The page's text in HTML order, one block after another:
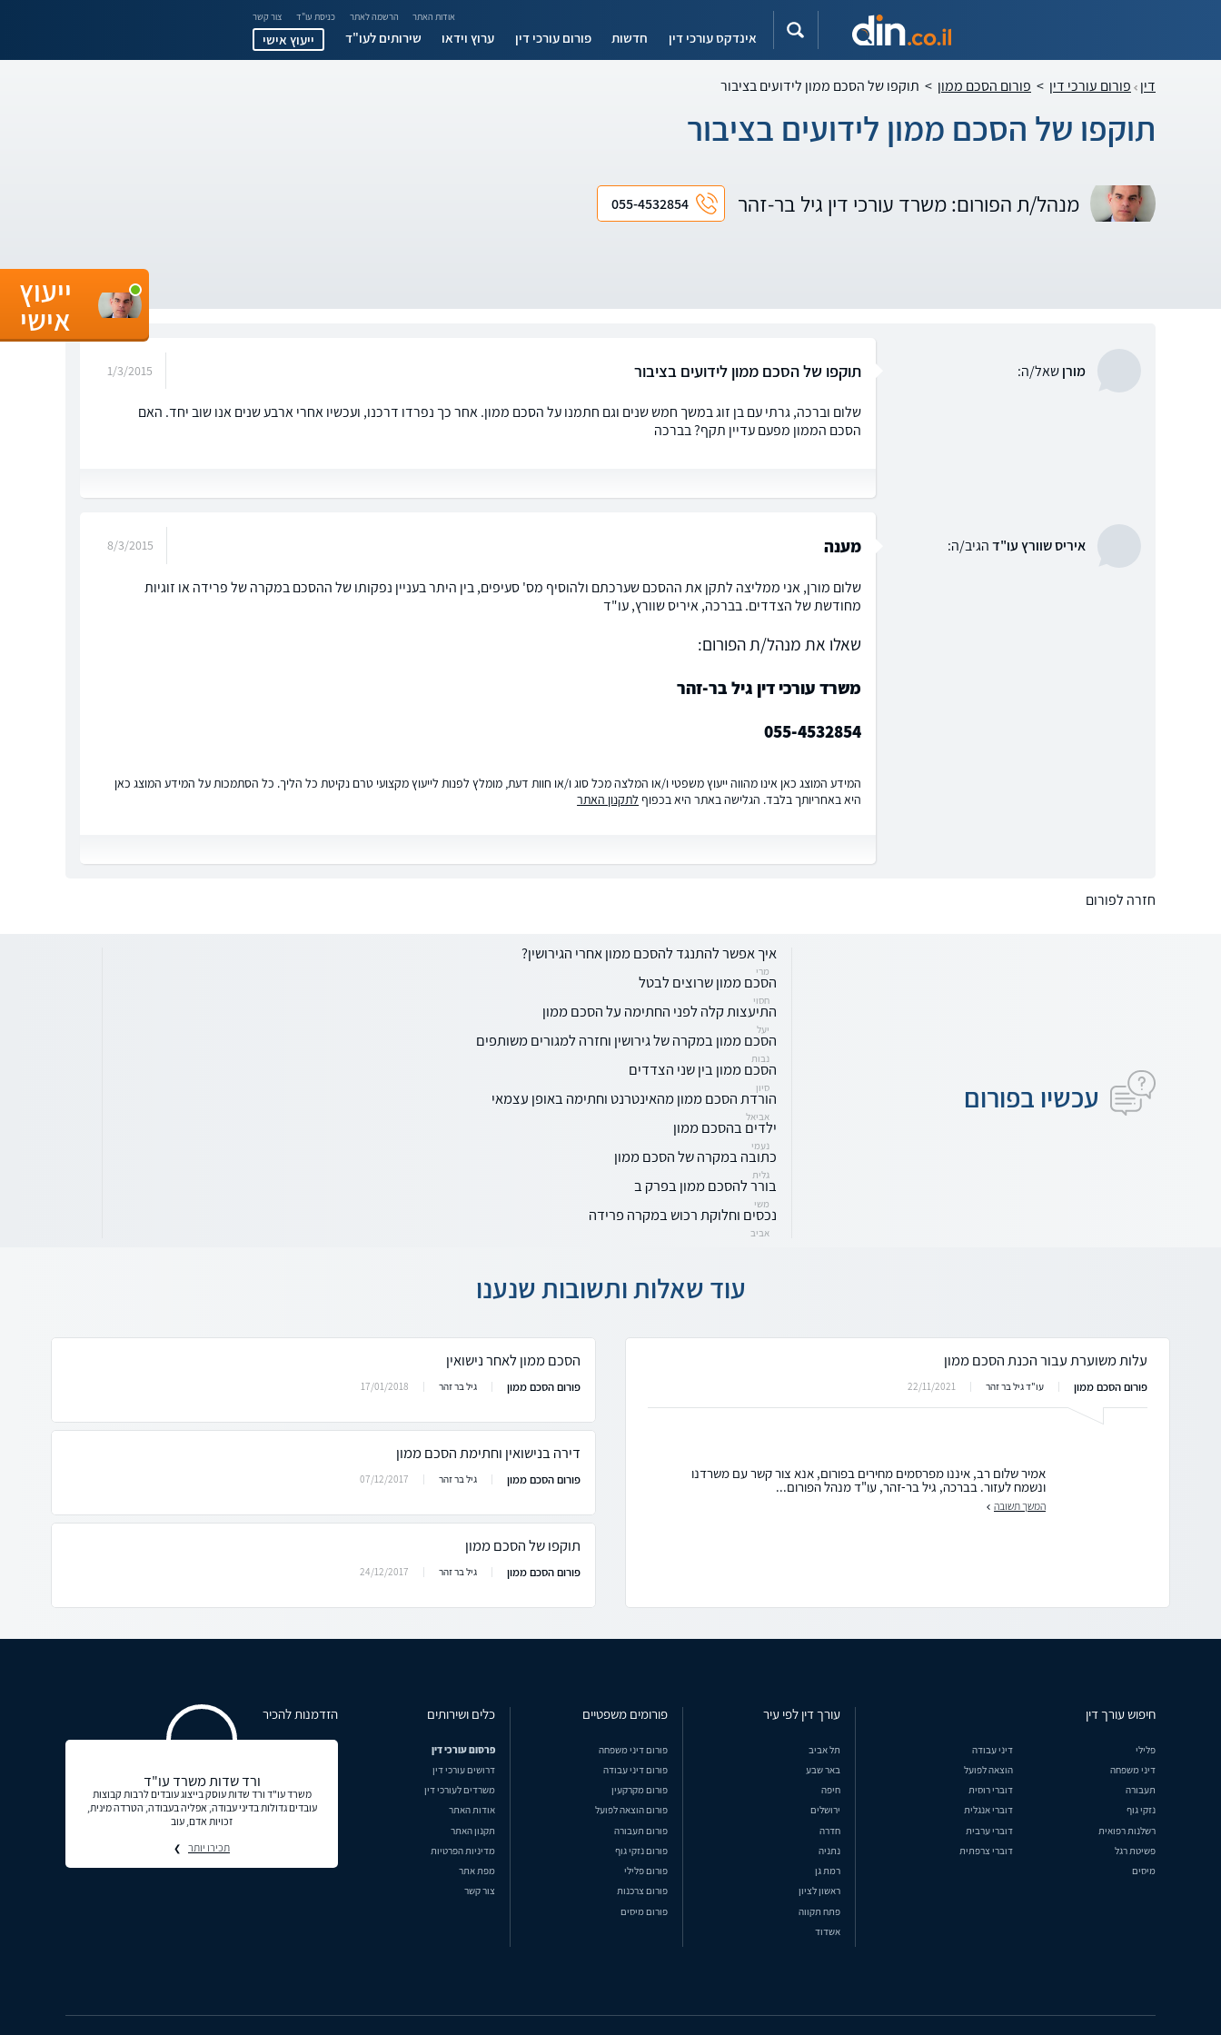
אודות האתר הרשמה לאתר כניסת עו"ד צור קשר
אינדקס עורכי דין חדשות פורום עורכי דין ערוץ וידאו שירותים לעו"ד ייעוץ אישי
דין פורום עורכי דין > פורום הסכם ממון > תוקפו של הסכם ממון לידועים בציבור
תוקפו של הסכם ממון לידועים בציבור
מנהל/ת הפורום: משרד עורכי דין גיל בר-זהר 055-4532854
מורןשאל/ה: תוקפו של הסכם ממון לידועים בציבור 1/3/2015
שלום וברכה, גרתי עם בן זוג במשך חמש שנים וגם חתמנו על הסכם ממון. אחר כך נפרדו דרכנו, ועכשיו אחרי ארבע שנים אנו שוב יחד. האם
הסכם הממון מפעם עדיין תקף? בברכה
איריס שוורץ עו"דהגיב/ה: מענה 8/3/2015
שלום מורן, אני ממליצה לתקן את ההסכם שערכתם ולהוסיף מס' סעיפים, בין היתר בעניין נפקותו של ההסכם במקרה של פרידה או זוגיות
מחודשת של הצדדים. בברכה, איריס שוורץ, עו"ד
שאלו את מנהל/ת הפורום:
משרד עורכי דין גיל בר-זהר
055-4532854
המידע המוצג כאן אינו מהווה ייעוץ משפטי ו/או המלצה מכל סוג ו/או חוות דעת, מומלץ לפנות לייעוץ מקצועי טרם נקיטת כל הליך. כל הסתמכות על המידע המוצג כאן
היא באחריותך בלבד. הגלישה באתר היא בכפוף לתקנון האתר
חזרה לפורום
עכשיו בפורום
איך אפשר להתנגד להסכם ממון אחרי הגירושין?
מרי
הסכם ממון שרוצים לבטל
חסוי
התיעצות קלה לפני החתימה על הסכם ממון
יעל
הסכם ממון במקרה של גירושין וחזרה למגורים משותפים
נבות
הסכם ממון בין שני הצדדים
סיון
הורדת הסכם ממון מהאינטרנט וחתימה באופן עצמאי
אביאל
ילדים בהסכם ממון
נעמי
כתובה במקרה של הסכם ממון
גלית
בורר להסכם ממון בפרק ב
משי
נכסים וחלוקת רכוש במקרה פרידה
אביב
עוד שאלות ותשובות שנענו
עלות משוערת עבור הכנת הסכם ממון
פורום הסכם ממון עו"ד גיל בר זהר 22/11/2021
אמיר שלום רב, איננו מפרסמים מחירים בפורום, אנא צור קשר עם משרדנו
ונשמח לעזור. בברכה, גיל בר-זהר, עו"ד מנהל הפורום...
המשך תשובה
הסכם ממון לאחר נישואין
פורום הסכם ממון גיל בר זהר 17/01/2018
דירה בנישואין וחתימת הסכם ממון
פורום הסכם ממון גיל בר זהר 07/12/2017
תוקפו של הסכם ממון
פורום הסכם ממון גיל בר זהר 24/12/2017
ייעוץ
אישי
חיפוש עורך דין
פלילי
דיני עבודה
דיני משפחה
הוצאה לפועל
תעבורה
דוברי רוסית
נזקי גוף
דוברי אנגלית
רשלנות רפואית
דוברי ערבית
פשיטת רגל
דוברי צרפתית
מיסים
עורך דין לפי עיר
תל אביב
באר שבע
חיפה
ירושלים
חדרה
נתניה
רמת גן
ראשון לציון
פתח תקווה
אשדוד
פורומים משפטיים
פורום דיני משפחה
פורום דיני עבודה
פורום מקרקעין
פורום הוצאה לפועל
פורום תעבורה
פורום נזקי גוף
פורום פלילי
פורום צרכנות
פורום מיסים
כלים ושירותים
פרסום עורכי דין
דרושים עורכי דין
משרדים לעורכי דין
אודות האתר
תקנון האתר
מדיניות הפרטיות
מפת אתר
צור קשר
הזדמנות להכיר
ורד שדות משרד עו"ד
משרד עו"ד ורד שדות עוסק בייצוג עובדים לרבות קבוצות
עובדים גדולות בדיני עבודה, אפליה בעבודה, הטרדה מינית,
זכויות אדם, עוב
תכירו יותר